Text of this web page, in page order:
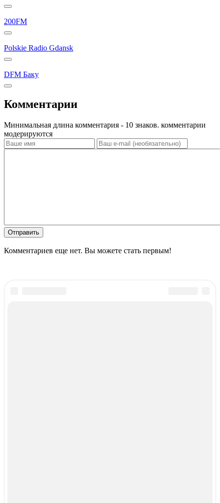
200FM
Polskie Radio Gdansk
DFM Баку
Комментарии
Минимальная длина комментария - 10 знаков. комментарии
модерируются
Отправить
Комментариев еще нет. Вы можете стать первым!